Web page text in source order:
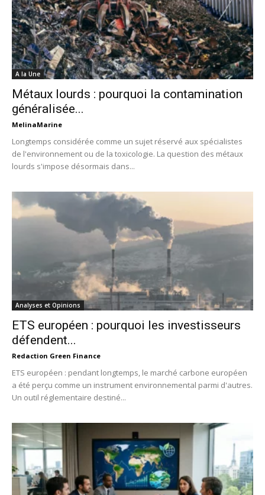
A la Une
Métaux lourds : pourquoi la contamination
généralisée...
MelinaMarine
Longtemps considérée comme un sujet réservé aux spécialistes
de l'environnement ou de la toxicologie. La question des métaux
lourds s'impose désormais dans...
Analyses et Opinions
ETS européen : pourquoi les investisseurs
défendent...
Redaction Green Finance
ETS européen : pendant longtemps, le marché carbone européen
a été perçu comme un instrument environnemental parmi d'autres.
Un outil réglementaire destiné...